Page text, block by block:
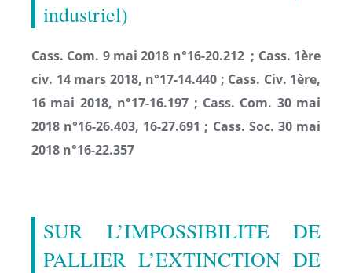
industriel)
Cass. Com. 9 mai 2018 n°16-20.212 ; Cass. 1ère
civ. 14 mars 2018, n°17-14.440 ; Cass. Civ. 1ère,
16 mai 2018, n°17-16.197 ; Cass. Com. 30 mai
2018 n°16-26.403, 16-27.691 ; Cass. Soc. 30 mai
2018 n°16-22.357
SUR L’IMPOSSIBILITE DE
PALLIER L’EXTINCTION DE